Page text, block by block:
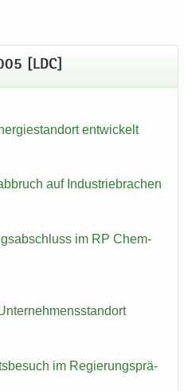
[LDC]
ent­wi­ckelt
auf In­dus­trie­bra­chen
im RP Chem­
im Re­gie­rungs­prä­